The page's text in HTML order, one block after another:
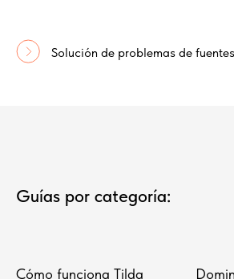
Solución de problemas de fuentes
Guías por categoría:
Cómo funciona Tilda